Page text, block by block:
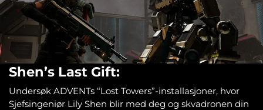
Shen’s Last Gift:
Undersøk ADVENTs “Lost Towers”-installasjoner, hvor
Sjefsingeniør Lily Shen blir med deg og skvadronen din